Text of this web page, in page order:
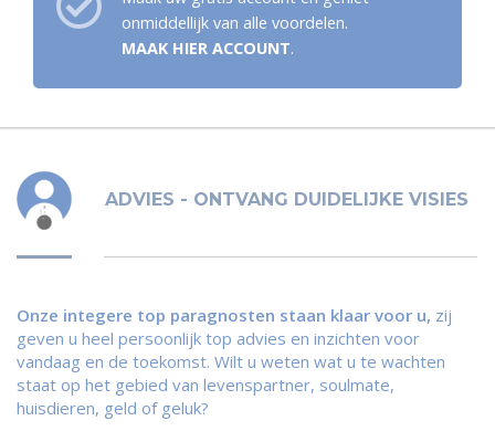
onmiddellijk van alle voordelen.
MAAK HIER ACCOUNT.
ADVIES - ONTVANG DUIDELIJKE VISIES
Onze integere top paragnosten staan klaar voor u, zij
geven u heel persoonlijk top advies en inzichten voor
vandaag en de toekomst. Wilt u weten wat u te wachten
staat op het gebied van levenspartner, soulmate,
huisdieren, geld of geluk?